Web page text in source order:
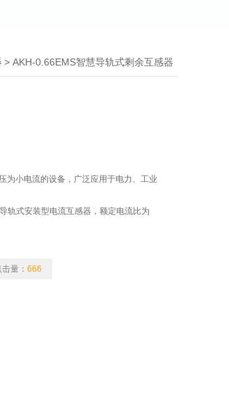
> AKH-0.66EMS智慧导轨式剩余互感器
为小电流的设备，广泛应用于电力、工业
轨式安装型电流互感器，额定电流比为
击量： 666